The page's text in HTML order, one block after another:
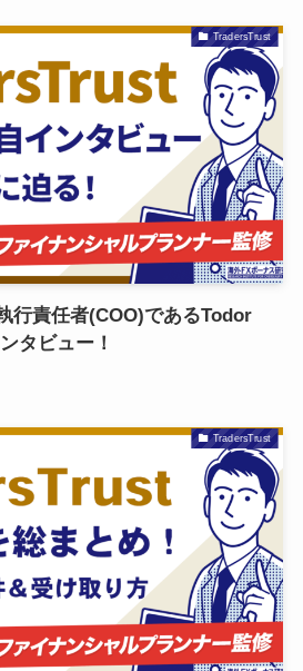
TradersTrust
行責任者(COO)であるTodor
タビュー！
TradersTrust